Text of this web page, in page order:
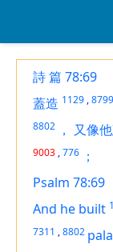
詩 篇 78:69
蓋造 1129 ,8799
8802 ， 又像
9003 ,776 ；
Psalm 78:69
And he built
7311 ,8802